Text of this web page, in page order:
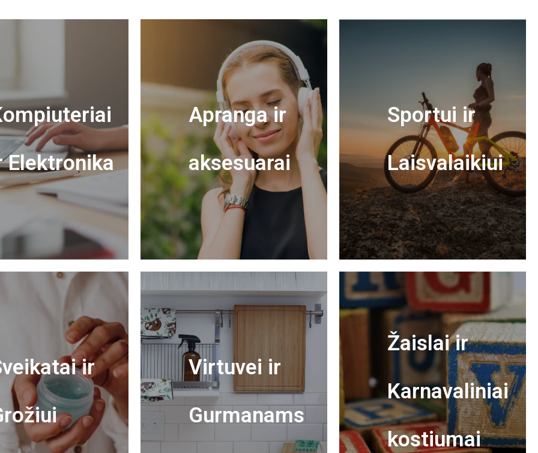
Elektronika
Apranga ir
aksesuarai
Sportui ir
Laisvalaikiui
ir
Virtuvei ir
Gurmanams
Žaislai ir
Karnavaliniai
kostiumai